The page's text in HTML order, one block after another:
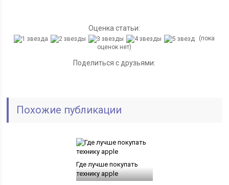
Оценка статьи:
(пока
оценок нет)
Поделиться с друзьями:
Похожие публикации
Где лучше покупать
технику apple